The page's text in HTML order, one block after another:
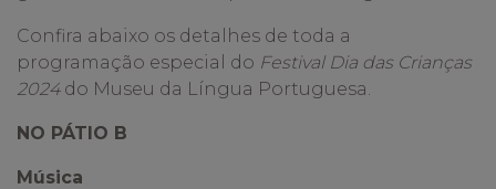
Confira abaixo os detalhes de toda a
programação especial do Festival Dia das Crianças
2024do Museu da Língua Portuguesa.
NO PÁTIO B
Música